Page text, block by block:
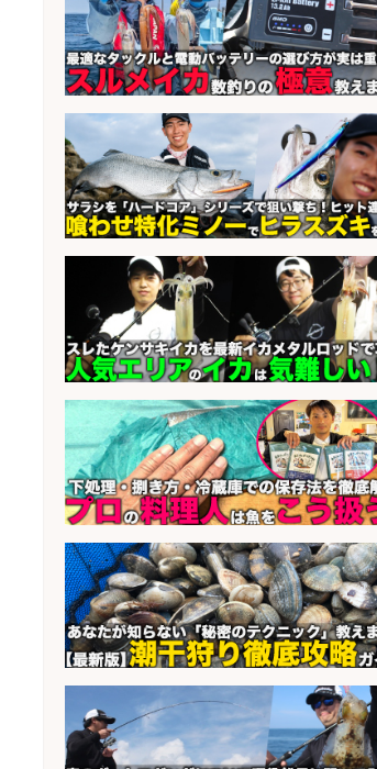
会社名 株式会社一号舘
sponsored by 求人ボックス
さらに求人情報を見る